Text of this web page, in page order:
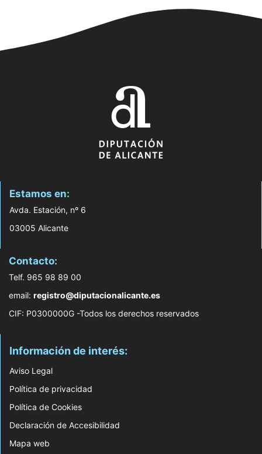
Estamos en:
Avda. Estación, nº 6
03005 Alicante
Contacto:
Telf. 965 98 89 00
email: registro@diputacionalicante.es
CIF: P0300000G -Todos los derechos reservados
Información de interés:
Aviso Legal
Política de privacidad
Política de Cookies
Declaración de Accesibilidad
Mapa web